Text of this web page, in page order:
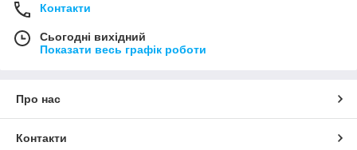
Контакти
Сьогодні вихідний
Показати весь графік роботи
Про нас
Контакти